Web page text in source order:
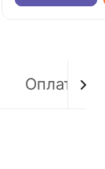
Оплата